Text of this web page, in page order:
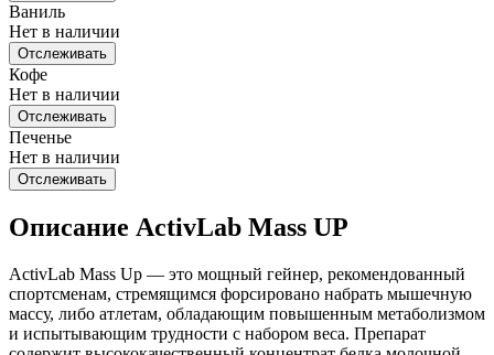
Ваниль
Нет в наличии
Отслеживать
Кофе
Нет в наличии
Отслеживать
Печенье
Нет в наличии
Отслеживать
Описание ActivLab Mass UP
ActivLab Mass Up — это мощный гейнер, рекомендованный
спортсменам, стремящимся форсировано набрать мышечную
массу, либо атлетам, обладающим повышенным метаболизмом
и испытывающим трудности с набором веса. Препарат